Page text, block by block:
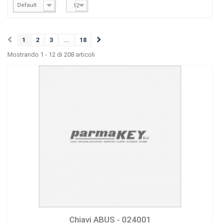
Default 12
1 2 3 ...
18
Mostrando 1 - 12 di 208 articoli
Chiavi ABUS - 024001